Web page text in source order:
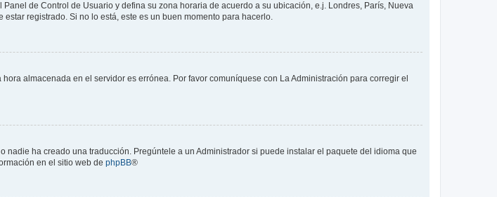
de Control de Usuario y defina su zona horaria de acuerdo a su ubicación, e.j. Londres, París, Nueva
registrado. Si no lo está, este es un buen momento para hacerlo.
almacenada en el servidor es errónea. Por favor comuníquese con La Administración para corregir el
ha creado una traducción. Pregúntele a un Administrador si puede instalar el paquete del idioma que
en el sitio web de phpBB®